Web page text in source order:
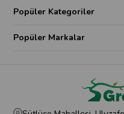
Popüler Kategoriler
Popüler Markalar